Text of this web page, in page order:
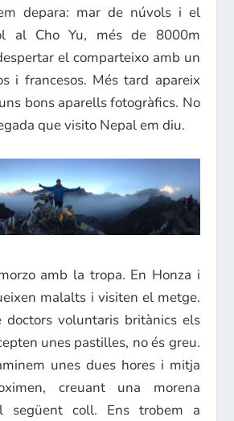
depara: mar de núvols i el
al Cho Yu, més de 8000m
el comparteixo amb un
i francesos. Més tard apareix
bons aparells fotogràfics. No
que visito Nepal em diu.
amb la tropa. En Honza i
malalts i visiten el metge.
doctors voluntaris britànics els
unes pastilles, no és greu.
unes dues hores i mitja
creuant una morena
següent coll. Ens trobem a